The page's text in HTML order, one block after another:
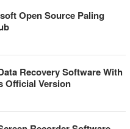
Open Source Paling
Recovery Software With
Official Version